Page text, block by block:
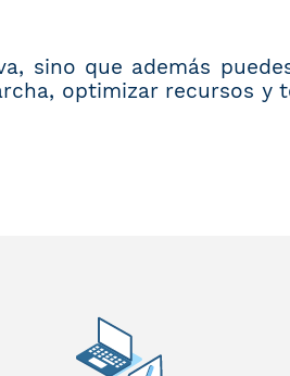
sino que además
optimizar recursos